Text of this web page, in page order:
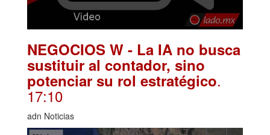
NEGOCIOS W - La IA no busca
sustituir al contador, sino
potenciar su rol estratégico.
17:10
adn Noticias